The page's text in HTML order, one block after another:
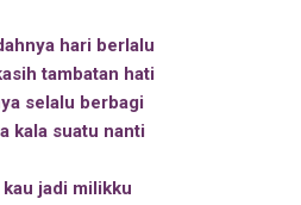
hari berlalu
tambatan hati
selalu berbagi
kala suatu nanti
jadi milikku